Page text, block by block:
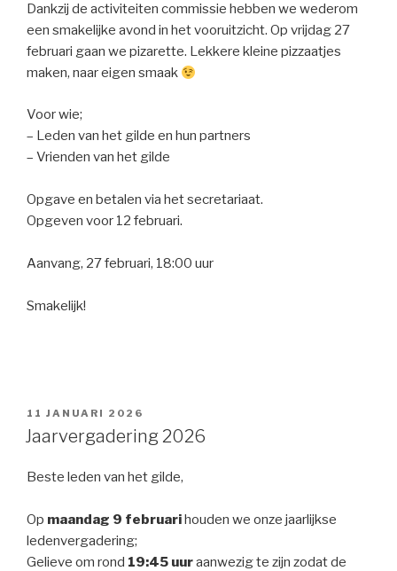
Dankzij de activiteiten commissie hebben we wederom
een smakelijke avond in het vooruitzicht. Op vrijdag 27
februari gaan we pizarette. Lekkere kleine pizzaatjes
maken, naar eigen smaak
Voor wie;
– Leden van het gilde en hun partners
– Vrienden van het gilde
Opgave en betalen via het secretariaat.
Opgeven voor 12 februari.
Aanvang, 27 februari, 18:00 uur
Smakelijk!
GEPLAATST
OP
11 JANUARI 2026
Jaarvergadering 2026
Beste leden van het gilde,
Op maandag 9 februarihouden we onze jaarlijkse
ledenvergadering;
Gelieve om rond 19:45 uuraanwezig te zijn zodat de